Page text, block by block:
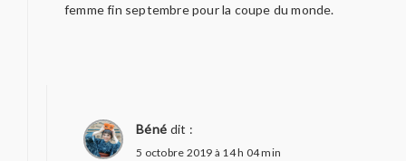
femme fin septembre pour la coupe du monde.
Béné dit :
5 octobre 2019 à 14 h 04 min